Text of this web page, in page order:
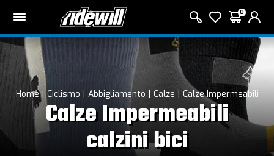
0
Home Ciclismo Abbigliamento Calze Calze Impermeabili
Calze Impermeabili
calzini bici